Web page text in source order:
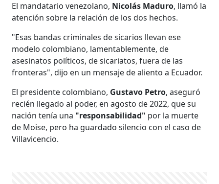
El mandatario venezolano, Nicolás Maduro, llamó la
atención sobre la relación de los dos hechos.
"Esas bandas criminales de sicarios llevan ese
modelo colombiano, lamentablemente, de
asesinatos políticos, de sicariatos, fuera de las
fronteras", dijo en un mensaje de aliento a Ecuador.
El presidente colombiano, Gustavo Petro, aseguró
recién llegado al poder, en agosto de 2022, que su
nación tenía una "responsabilidad" por la muerte
de Moise, pero ha guardado silencio con el caso de
Villavicencio.